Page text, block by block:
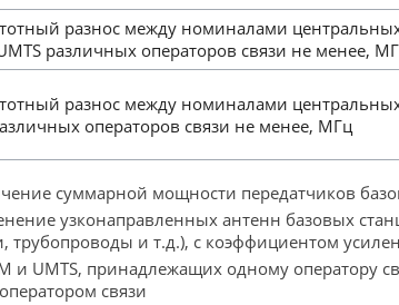
разнос между номиналами центральных
различных операторов связи не менее,
разнос между номиналами центральных
операторов связи не менее, МГц
суммарной мощности передатчиков
узконаправленных антенн базовых
трубопроводы и т.д.), с коэффициентом
и UMTS, принадлежащих одному
связи